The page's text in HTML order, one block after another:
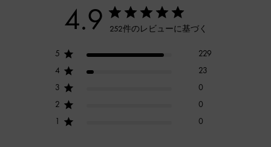
4.9 252件のレビューに基づく
5
229
4
23
3
0
2
0
1
0